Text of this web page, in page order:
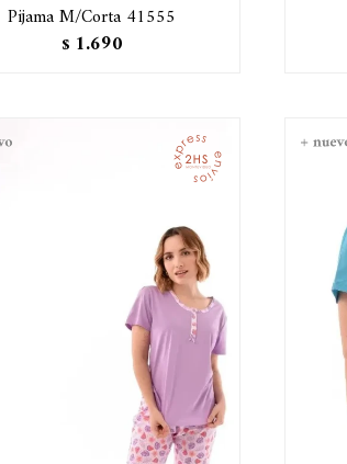
Pijama M/Corta 41555
$ 1.690